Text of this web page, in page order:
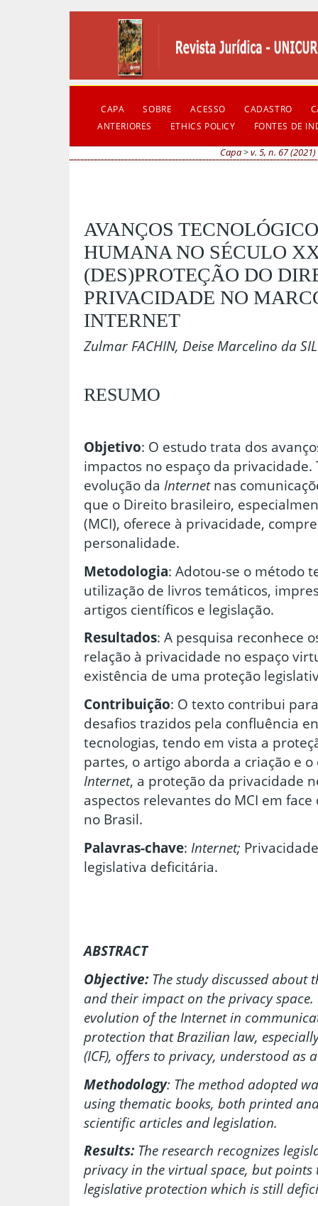
CAPA SOBRE ACESSO CADASTRO
ANTERIORES
ETHICS POLICY FONTES DE
Capa>v. 5, n. 67 (2021)
AVANÇOS
HUMANA NO SÉCULO
(DES)PROTEÇÃO DO
PRIVACIDADE NO
INTERNET
Zulmar FACHIN, Deise Marcelino da
RESUMO
Objetivo: O estudo trata dos
impactos no espaço da
evolução da Internetnas
que o Direito brasileiro,
(MCI), oferece à privacidade,
personalidade.
Metodologia: Adotou-se o método
utilização de livros temáticos,
artigos científicos e legislação.
Resultados: A pesquisa reconhece
relação à privacidade no espaço
existência de uma proteção
Contribuição: O texto contribui
desafios trazidos pela confluência
tecnologias, tendo em vista a
partes, o artigo aborda a criação e
Internet, a proteção da privacidade
aspectos relevantes do MCI em
no Brasil.
Palavras-chave: Internet;
legislativa deficitária.
ABSTRACT
Objective:The study discussed about
and their impact on the privacy
evolution of the Internet in
protection that Brazilian law,
(ICF), offers to privacy, understood as
Methodology: The method adopted
using thematic books, both printed
scientific articles and legislation.
Results:The research recognizes
privacy in the virtual space, but points
legislative protection which is still